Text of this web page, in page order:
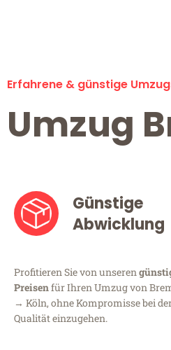
Erfahrene & günstige
Umzug
Günstige
Abwicklung
Profitieren Sie von unseren
Preisenfür Ihren Umzug von
→ Köln, ohne Kompromisse bei
Qualität einzugehen.